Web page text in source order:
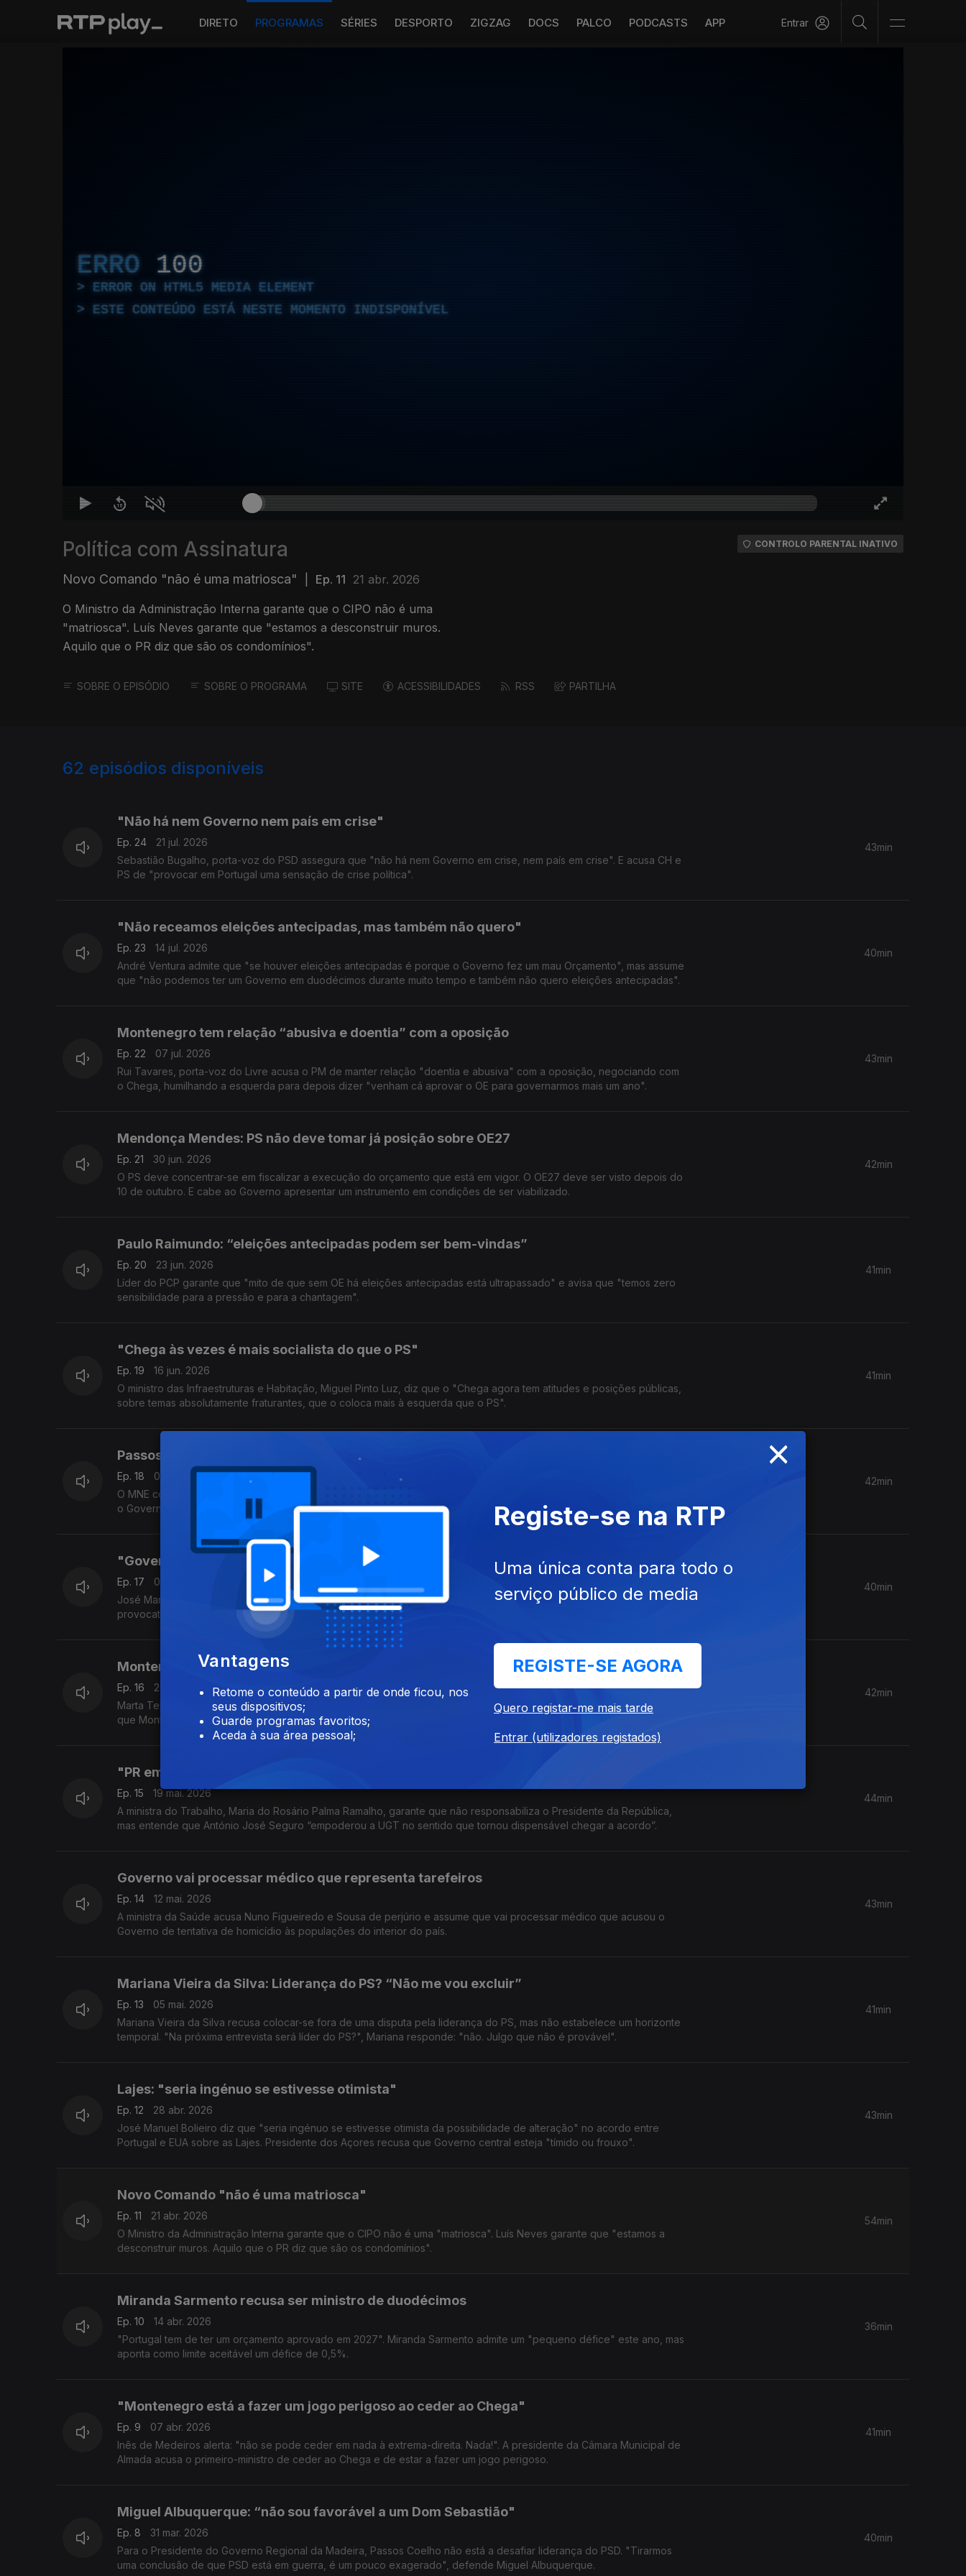
DIRETO PROGRAMAS SÉRIES DESPORTO ZIGZAG DOCS PALCO PODCASTS APP Entrar
ERRO 100
ERROR ON HTML5 MEDIA ELEMENT
ESTE CONTEÚDO ESTÁ NESTE MOMENTO INDISPONÍVEL
Política com Assinatura
Novo Comando "não é uma matriosca" Ep. 11 21 abr. 2026
O Ministro da Administração Interna garante que o CIPO não é uma
"matriosca". Luís Neves garante que "estamos a desconstruir muros.
Aquilo que o PR diz que são os condomínios".
CONTROLO PARENTAL INATIVO
SOBRE O EPISÓDIO SOBRE O PROGRAMA SITE ACESSIBILIDADES RSS PARTILHA
62 episódios disponíveis
"Não há nem Governo nem país em crise"
Ep. 24
21 jul. 2026
Sebastião Bugalho, porta-voz do PSD assegura que "não há nem Governo em crise, nem país em crise". E acusa CH e
PS de "provocar em Portugal uma sensação de crise política".
43min
"Não receamos eleições antecipadas, mas também não quero"
Ep. 23
14 jul. 2026
André Ventura admite que "se houver eleições antecipadas é porque o Governo fez um mau Orçamento", mas assume
que "não podemos ter um Governo em duodécimos durante muito tempo e também não quero eleições antecipadas".
40min
Montenegro tem relação “abusiva e doentia” com a oposição
Ep. 22
07 jul. 2026
Rui Tavares, porta-voz do Livre acusa o PM de manter relação "doentia e abusiva" com a oposição, negociando com
o Chega, humilhando a esquerda para depois dizer "venham cá aprovar o OE para governarmos mais um ano".
43min
Mendonça Mendes: PS não deve tomar já posição sobre OE27
Ep. 21
30 jun. 2026
O PS deve concentrar-se em fiscalizar a execução do orçamento que está em vigor. O OE27 deve ser visto depois do
10 de outubro. E cabe ao Governo apresentar um instrumento em condições de ser viabilizado.
42min
Paulo Raimundo: “eleições antecipadas podem ser bem-vindas”
Ep. 20
23 jun. 2026
Líder do PCP garante que "mito de que sem OE há eleições antecipadas está ultrapassado" e avisa que "temos zero
sensibilidade para a pressão e para a chantagem".
41min
"Chega às vezes é mais socialista do que o PS"
Ep. 19
16 jun. 2026
O ministro das Infraestruturas e Habitação, Miguel Pinto Luz, diz que o "Chega agora tem atitudes e posições públicas,
sobre temas absolutamente fraturantes, que o coloca mais à esquerda que o PS".
41min
Passos "está a ser injusto e desajustado" acusa Paulo Rangel
Ep. 18
09 jun. 2026
O MNE contesta as críticas de Passos Coelho ao Governo. “É injusto dizer que não há reformas porque este Governo é
o Governo mais reformista dos últimos 30 anos", defende Paulo Rangel.
42min
"Governo tem estratégia de mesquinhez", acusa coordenador do BE
Ep. 17
02 jun. 2026
José Manuel Pureza dá como exemplo dessa mesquinhez a nova Prestação Social Única que, diz, tem "intuito
provocatório" e é medida "inspirada no programa do Chega".
40min
Montenegro “é uma Maria vai com as outras, vai com todas”
Ep. 16
26 mai. 2026
Marta Temido envia um recado ao Governo: "a tática "Maria-vai-com-as-outras" não vai funcionar". A eurodeputada diz
que Montenegro "vai com todas, vai com quem lhe parece que lhe dará maior ganho".
42min
"PR empoderou UGT, que ficou legitimada para não celebrar acordo"
Ep. 15
19 mai. 2026
A ministra do Trabalho, Maria do Rosário Palma Ramalho, garante que não responsabiliza o Presidente da República,
mas entende que António José Seguro “empoderou a UGT no sentido que tornou dispensável chegar a acordo”.
44min
Governo vai processar médico que representa tarefeiros
Ep. 14
12 mai. 2026
A ministra da Saúde acusa Nuno Figueiredo e Sousa de perjúrio e assume que vai processar médico que acusou o
Governo de tentativa de homicídio às populações do interior do país.
43min
Mariana Vieira da Silva: Liderança do PS? “Não me vou excluir”
Ep. 13
05 mai. 2026
Mariana Vieira da Silva recusa colocar-se fora de uma disputa pela liderança do PS, mas não estabelece um horizonte
temporal. "Na próxima entrevista será líder do PS?", Mariana responde: "não. Julgo que não é provável".
41min
Lajes: "seria ingénuo se estivesse otimista"
Ep. 12
28 abr. 2026
José Manuel Bolieiro diz que "seria ingénuo se estivesse otimista da possibilidade de alteração" no acordo entre
Portugal e EUA sobre as Lajes. Presidente dos Açores recusa que Governo central esteja "tímido ou frouxo".
43min
Novo Comando "não é uma matriosca"
Ep. 11
21 abr. 2026
O Ministro da Administração Interna garante que o CIPO não é uma "matriosca". Luís Neves garante que "estamos a
desconstruir muros. Aquilo que o PR diz que são os condomínios".
54min
Miranda Sarmento recusa ser ministro de duodécimos
Ep. 10
14 abr. 2026
"Portugal tem de ter um orçamento aprovado em 2027". Miranda Sarmento admite um "pequeno défice" este ano, mas
aponta como limite aceitável um défice de 0,5%.
36min
"Montenegro está a fazer um jogo perigoso ao ceder ao Chega"
Ep. 9
07 abr. 2026
Inês de Medeiros alerta: "não se pode ceder em nada à extrema-direita. Nada!". A presidente da Câmara Municipal de
Almada acusa o primeiro-ministro de ceder ao Chega e de estar a fazer um jogo perigoso.
41min
Miguel Albuquerque: “não sou favorável a um Dom Sebastião"
Ep. 8
31 mar. 2026
Para o Presidente do Governo Regional da Madeira, Passos Coelho não está a desafiar liderança do PSD. "Tirarmos
uma conclusão de que PSD está em guerra, é um pouco exagerado", defende Miguel Albuquerque.
40min
×
Vantagens
Retome o conteúdo a partir de onde ficou, nos
seus dispositivos;
Guarde programas favoritos;
Aceda à sua área pessoal;
Registe-se na RTP
Uma única conta para todo o
serviço público de media
REGISTE-SE AGORA
Quero registar-me mais tarde
Entrar (utilizadores registados)